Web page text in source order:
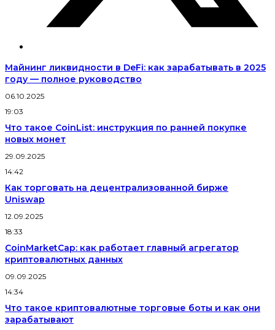
Майнинг ликвидности в DeFi: как зарабатывать в 2025
году — полное руководство
06.10.2025
19:03
Что такое CoinList: инструкция по ранней покупке
новых монет
29.09.2025
14:42
Как торговать на децентрализованной бирже
Uniswap
12.09.2025
18:33
CoinMarketCap: как работает главный агрегатор
криптовалютных данных
09.09.2025
14:34
Что такое криптовалютные торговые боты и как они
зарабатывают